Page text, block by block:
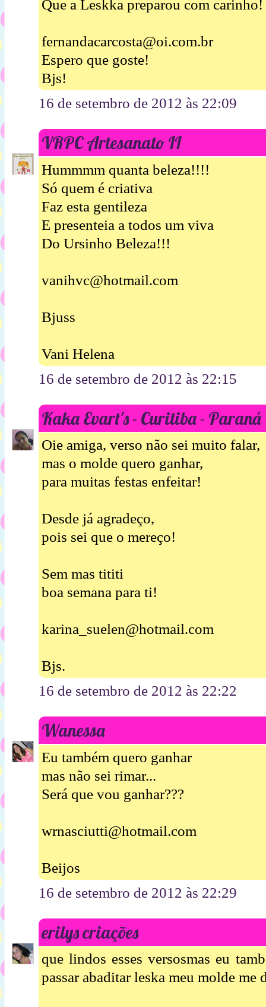
Que a Leskka preparou com carinho!
fernandacarcosta@oi.com.br
Espero que goste!
Bjs!
16 de setembro de 2012 às 22:09
VRPC Artesanato II
Hummmm quanta beleza!!!!
Só quem é criativa
Faz esta gentileza
E presenteia a todos um viva
Do Ursinho Beleza!!!
vanihvc@hotmail.com
Bjuss
Vani Helena
16 de setembro de 2012 às 22:15
Kaka Evart's - Curitiba - Paraná
Oie amiga, verso não sei muito falar,
mas o molde quero ganhar,
para muitas festas enfeitar!
Desde já agradeço,
pois sei que o mereço!
Sem mas tititi
boa semana para ti!
karina_suelen@hotmail.com
Bjs.
16 de setembro de 2012 às 22:22
Wanessa
Eu também quero ganhar
mas não sei rimar...
Será que vou ganhar???
wrnasciutti@hotmail.com
Beijos
16 de setembro de 2012 às 22:29
erilys criações
que lindos esses versosmas eu
passar abaditar leska meu molde me